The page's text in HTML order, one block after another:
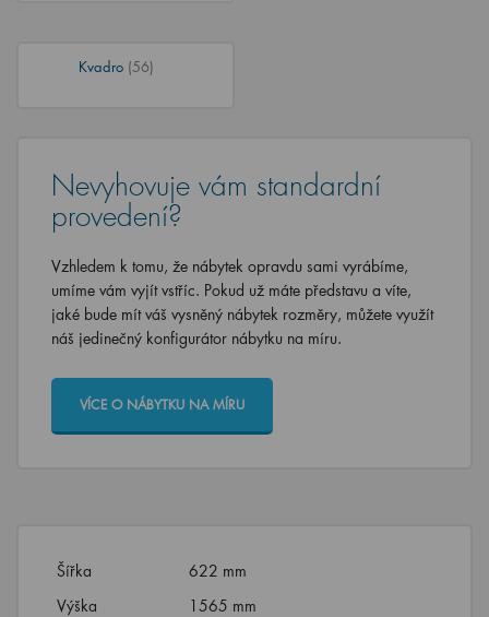
Kvadro (56)
Nevyhovuje vám standardní
provedení?
Vzhledem k tomu, že nábytek opravdu sami vyrábíme,
umíme vám vyjít vstříc. Pokud už máte představu a víte,
jaké bude mít váš vysněný nábytek rozměry, můžete využít
náš jedinečný konfigurátor nábytku na míru.
VÍCE O NÁBYTKU NA MÍRU
Šířka
622 mm
Výška
1565 mm